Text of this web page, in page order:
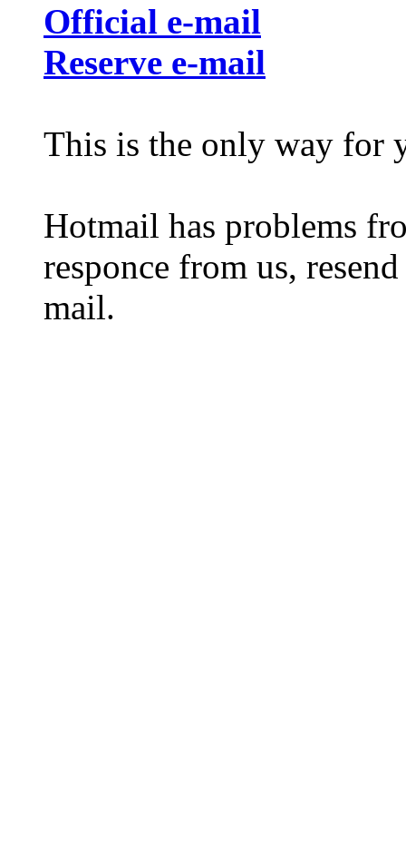
Official e-mail
Reserve e-mail
This is the only way for
Hotmail has problems
responce from us,
mail.